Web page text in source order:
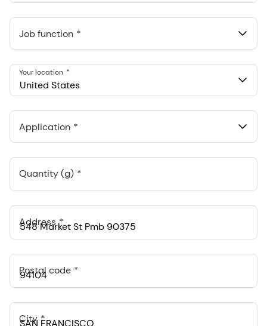
Job function
United States
Your location
Application
Quantity (g)
Address
Postal code
City